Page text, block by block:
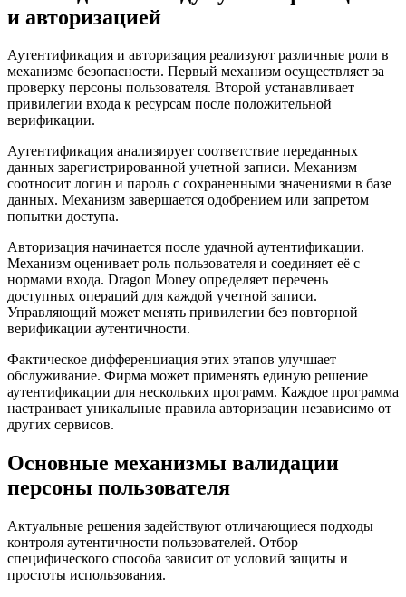
и авторизацией
Аутентификация и авторизация реализуют различные роли в
механизме безопасности. Первый механизм осуществляет за
проверку персоны пользователя. Второй устанавливает
привилегии входа к ресурсам после положительной
верификации.
Аутентификация анализирует соответствие переданных
данных зарегистрированной учетной записи. Механизм
соотносит логин и пароль с сохраненными значениями в базе
данных. Механизм завершается одобрением или запретом
попытки доступа.
Авторизация начинается после удачной аутентификации.
Механизм оценивает роль пользователя и соединяет её с
нормами входа. Dragon Money определяет перечень
доступных операций для каждой учетной записи.
Управляющий может менять привилегии без повторной
верификации аутентичности.
Фактическое дифференциация этих этапов улучшает
обслуживание. Фирма может применять единую решение
аутентификации для нескольких программ. Каждое программа
настраивает уникальные правила авторизации независимо от
других сервисов.
Основные механизмы валидации
персоны пользователя
Актуальные решения задействуют отличающиеся подходы
контроля аутентичности пользователей. Отбор
специфического способа зависит от условий защиты и
простоты использования.